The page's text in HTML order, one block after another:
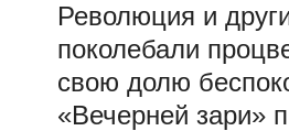
Революция и
поколебали
свою долю
«Вечерней зари»